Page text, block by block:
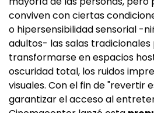
conviven con ciertas
o hipersensibilidad sensorial -
adultos- las salas tradicionales
transformarse en espacios
oscuridad total, los ruidos
visuales. Con el fin de "revertir
garantizar el acceso al